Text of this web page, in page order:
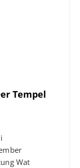
Tempel
Wat